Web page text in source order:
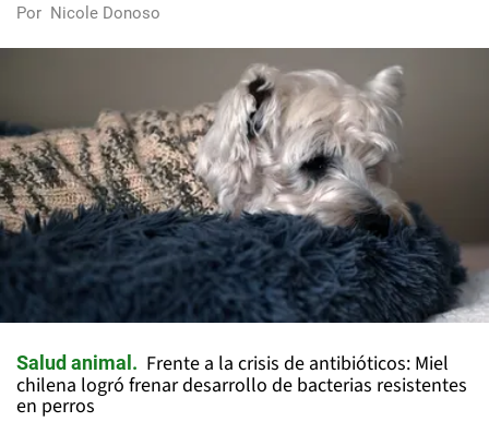
Por Nicole Donoso
Salud animal
Frente a la crisis de antibióticos: Miel
chilena logró frenar desarrollo de bacterias resistentes
en perros